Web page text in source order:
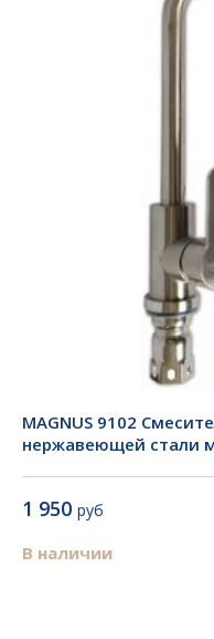
MAGNUS 9102
нержавеющей стали
1 950 руб
В наличии